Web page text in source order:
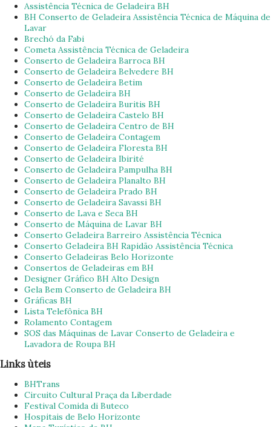
Assistência Técnica de Geladeira BH
BH Conserto de Geladeira Assistência Técnica de Máquina de
Lavar
Brechó da Fabi
Cometa Assistência Técnica de Geladeira
Conserto de Geladeira Barroca BH
Conserto de Geladeira Belvedere BH
Conserto de Geladeira Betim
Conserto de Geladeira BH
Conserto de Geladeira Buritis BH
Conserto de Geladeira Castelo BH
Conserto de Geladeira Centro de BH
Conserto de Geladeira Contagem
Conserto de Geladeira Floresta BH
Conserto de Geladeira Ibirité
Conserto de Geladeira Pampulha BH
Conserto de Geladeira Planalto BH
Conserto de Geladeira Prado BH
Conserto de Geladeira Savassi BH
Conserto de Lava e Seca BH
Conserto de Máquina de Lavar BH
Conserto Geladeira Barreiro Assistência Técnica
Conserto Geladeira BH Rapidão Assistência Técnica
Conserto Geladeiras Belo Horizonte
Consertos de Geladeiras em BH
Designer Gráfico BH Alto Design
Gela Bem Conserto de Geladeira BH
Gráficas BH
Lista Telefônica BH
Rolamento Contagem
SOS das Máquinas de Lavar Conserto de Geladeira e
Lavadora de Roupa BH
Links ùteis
BHTrans
Circuito Cultural Praça da Liberdade
Festival Comida di Buteco
Hospitais de Belo Horizonte